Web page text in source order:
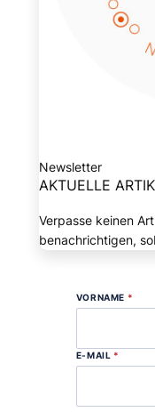
Newsletter
AKTUELLE
Verpasse keinen
benachrichtigen,
VORNAME *
E-MAIL *